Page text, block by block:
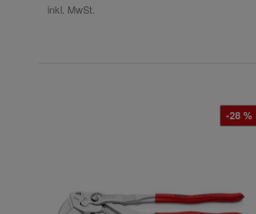
inkl. MwSt.
-28 %